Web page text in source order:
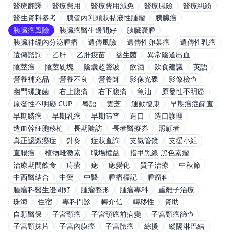
醫療翻譯
醫療費用 醫療費用減免 醫療風險
醫療糾紛
醫生資料參考
胰管內乳頭狀黏液性腫瘤
胰臟癌
胰臟癌風險
胰臟癌醫生邊間好
胰臟囊腫
胰臟神經內分泌腫瘤
遺傳風險 遺傳性卵巢癌
遺傳性乳癌
遺傳諮詢
乙肝 乙肝疫苗 益生菌
異常陰道出血
陰莖癌
陰莖硬塊 陰囊超聲波 飲酒 飲食建議
英語
營養補充品
營養不良 營養師 影像光碟
影像檢查
幽門螺旋菌
右上腹痛 右下腹痛 魚油
原發性不明癌
原發性不明癌 CUP
粵語 雲芝 運動復康
早期癌症篩查
早期鱗癌
早期乳癌 早期篩查 造口
造口護理
造血幹細胞移植
長期隨訪 長者醫療券
照顧者
真正認識癌症
針灸 症狀查詢 支氣管鏡
支援小組
直腸癌
植物雌激素 職場權益
指甲黑線 黑色素瘤
治療期間飲食
痔瘡 痣 痣變化 質子治療
中秋節
中西醫結合
中藥 中醫 腫瘤標記
腫瘤科
腫瘤科醫生邊間好
腫瘤整形 腫瘤專科
重離子治療
珠海
住宿 專科門診 轉介信 轉移性
資助
自願醫保
子宮頸癌 子宮頸癌前病變
子宮頸癌篩查
子宮頸抹片
子宮內膜癌 子宮體癌 綜援
縱隔淋巴結